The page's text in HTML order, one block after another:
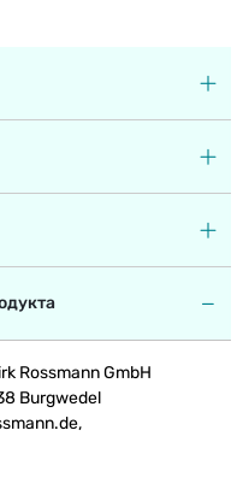
Rossmann GmbH
Burgwedel